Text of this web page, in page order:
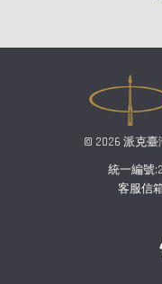
© 2026 派克臺
統一編號
客服信